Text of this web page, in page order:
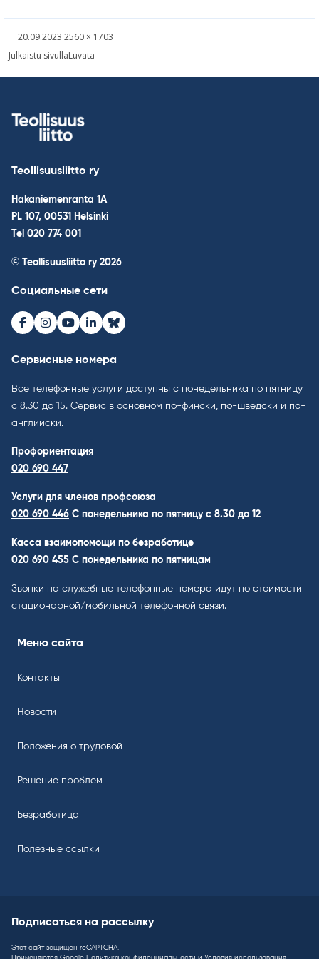
Kirjoitettu
20.09.2023 Täysikokoinen
2560 × 1703
Навигация
Julkaistu sivullaLuvata
Teollisuusliitto ry
Hakaniemenranta 1A
PL 107, 00531 Helsinki
Tel 020 774 001
© Teollisuusliitto ry 2026
Социальные сети
Facebook
Instagram
Youtube
LinkedInBluesky
Сервисные номера
Все телефонные услуги доступны с понедельника по пятницу
с 8.30 до 15. Cервис в основном по-фински, по-шведски и по-
английски.
Профориентация
020 690 447
Услуги для членов профсоюза
020 690 446 C понедельника по пятницу с 8.30 до 12
Касса взаимопомощи по безработице
020 690 455 С понедельника по пятницам
Звонки на служебные телефонные номера идут по стоимости
стационарной/мобильной телефонной связи.
Меню сайта
Контакты
Новости
Положения о трудовой
Решение проблем
Безработица
Полезные ссылки
Подписаться на рассылку
Этот сайт защищен reCAPTCHA.